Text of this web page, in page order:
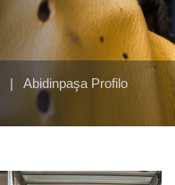
|
Abidinpaşa Profilo